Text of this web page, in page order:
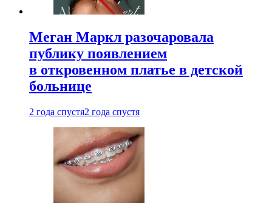
Меган Маркл разочаровала
публику появлением
в откровенном платье в детской
больнице
2 года спустя2 года спустя